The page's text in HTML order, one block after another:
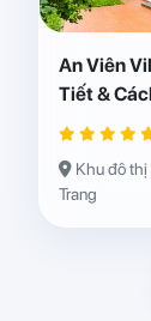
An Viên
Tiết &
Abogo
Khu đô thị
Trang